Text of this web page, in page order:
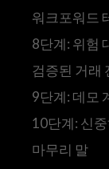
워크포워드
8단계: 위험
검증된 거래
9단계: 데모
10단계: 신
마무리 말